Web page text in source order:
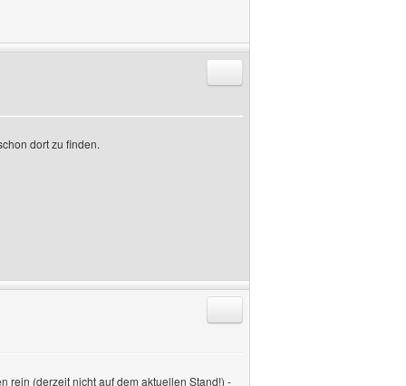
dort zu finden.
rein (derzeit nicht auf dem aktuellen Stand!) -